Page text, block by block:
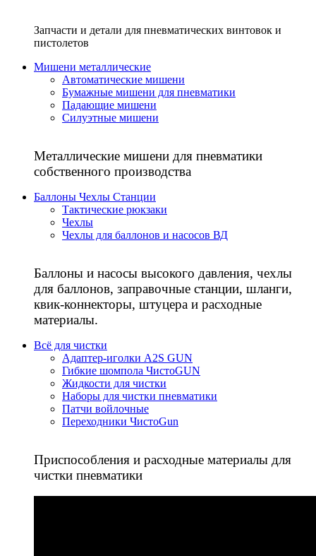
Запчасти и детали для пневматических винтовок и
пистолетов
Мишени металлические
Автоматические мишени
Бумажные мишени для пневматики
Падающие мишени
Силуэтные мишени
Металлические мишени для пневматики
собственного производства
Баллоны Чехлы Станции
Тактические рюкзаки
Чехлы
Чехлы для баллонов и насосов ВД
Баллоны и насосы высокого давления, чехлы
для баллонов, заправочные станции, шланги,
квик-коннекторы, штуцера и расходные
материалы.
Всё для чистки
Адаптер-иголки A2S GUN
Гибкие шомпола ЧистоGUN
Жидкости для чистки
Наборы для чистки пневматики
Патчи войлочные
Переходники ЧистоGun
Приспособления и расходные материалы для
чистки пневматики